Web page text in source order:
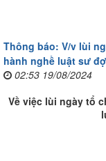
Thông báo: V/v lùi
hành nghề luật sư
02:53 19/08/2024
Về việc lùi ngày tổ